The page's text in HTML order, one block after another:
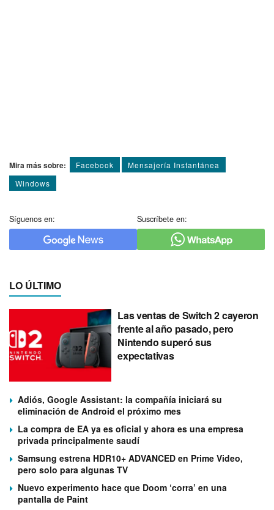
Mira más sobre: Facebook
Mensajería Instantánea
Windows
Síguenos en: Suscríbete en:
LO ÚLTIMO
Las ventas de Switch 2 cayeron
frente al año pasado, pero
Nintendo superó sus
expectativas
Adiós, Google Assistant: la compañía iniciará su
eliminación de Android el próximo mes
La compra de EA ya es oficial y ahora es una empresa
privada principalmente saudí
Samsung estrena HDR10+ ADVANCED en Prime Video,
pero solo para algunas TV
Nuevo experimento hace que Doom ‘corra’ en una
pantalla de Paint